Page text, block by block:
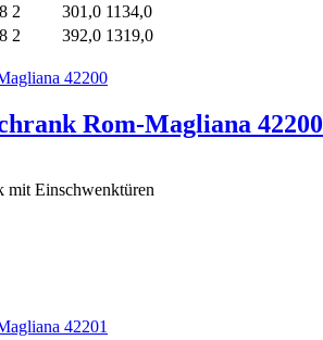
2 301,0 1134,0
2 392,0 1319,0
Rom-Magliana 42200
mit Einschwenktüren